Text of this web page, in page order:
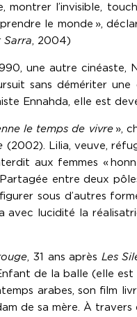
montrer l’invisible,
le monde »,
Sarra, 2004)
une autre cinéaste,
sans démériter
Ennahda, elle est
le temps de vivre»,
(2002). Lilia, veuve,
aux femmes «
entre deux
sous d’autres
avec lucidité la
, 31 ans après Les
de la balle (elle est
arabes, son film
de sa mère. À travers